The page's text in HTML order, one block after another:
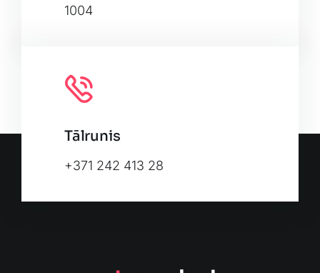
1004
Tālrunis
+371 242 413 28